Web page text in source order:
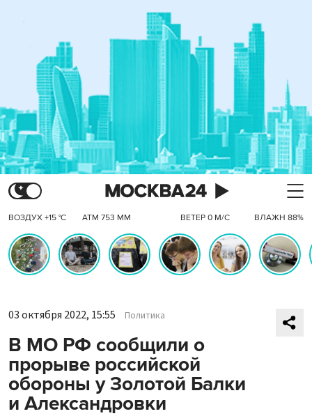
ВОЗДУХ +15 °C АТМ 753 ММ ВЕТЕР 0 М/С ВЛАЖН 88%
03 октября 2022, 15:55 Политика
В МО РФ сообщили о
прорыве российской
обороны у Золотой Балки
и Александровки